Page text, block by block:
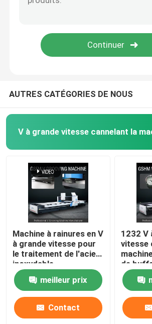
Machine de cannelure de V pour le
AUTRES CATÉGORIES DE NOUS
Machine à rainures en V
à grande vitesse pour
le traitement de l'acier
inoxydable
meilleur prix
Contact
1232 V
vitesse
de
machine